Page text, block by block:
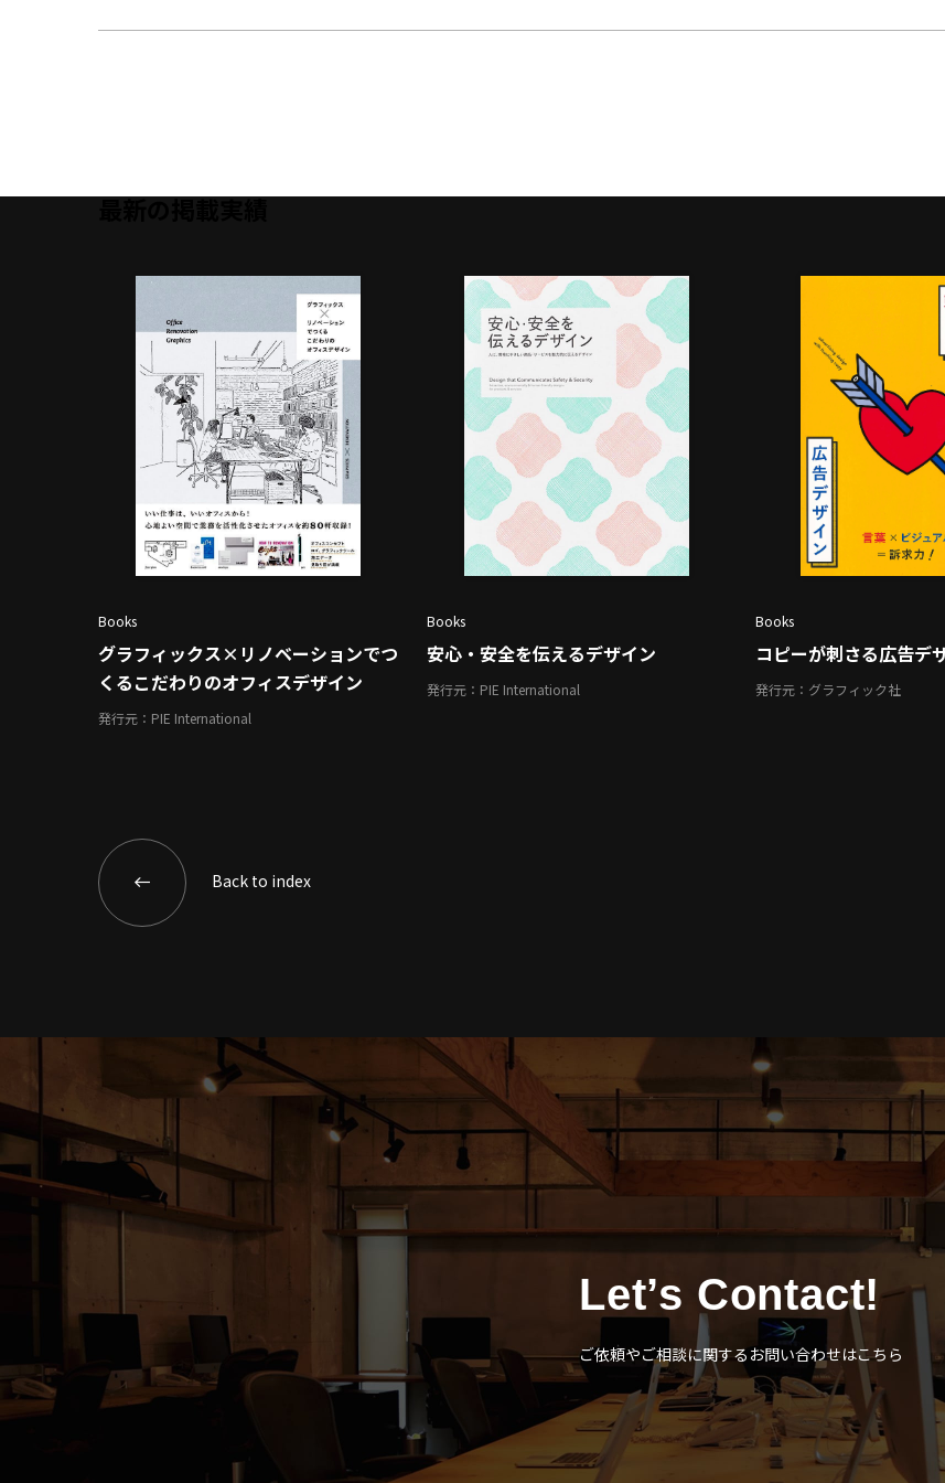
最新の掲載実績
Books
グラフィックス×リノベーションでつ
くるこだわりのオフィスデザイン
発行元：PIE International
Books
安心・安全を伝えるデザイン
発行元：PIE International
Books
コピーが刺さる広告デ
発行元：グラフィック社
Back to index
Let’s Contact!
ご依頼やご相談に関するお問い合わせはこちら